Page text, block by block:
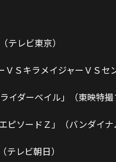
テレビ東京）
ＳキラメイジャーＶＳセ
イダーベイル」（東映特撮
ピソードＺ」（バンダイナ
レビ朝日）